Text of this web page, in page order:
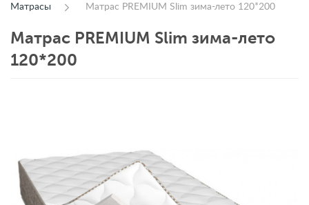
Матрасы
Матрас PREMIUM Slim зима-лето 120*200
Матрас PREMIUM Slim зима-лето
120*200